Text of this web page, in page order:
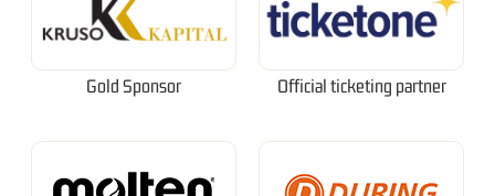
Gold Sponsor Official ticketing partner